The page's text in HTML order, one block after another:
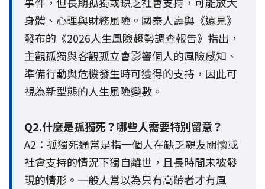
身體、心理與財務風險。國泰人壽與《遠見》
發布的《2026人生風險趨勢調查報告》指出，
主觀孤獨與客觀孤立會影響個人的風險感知、
準備行動與危機發生時可獲得的支持，因此可
視為新型態的人生風險變數。
Q2.什麼是孤獨死？哪些人需要特別留意？
A2：孤獨死通常是指一個人在缺乏親友關懷或
社會支持的情況下獨自離世，且長時間未被發
現的情形。一般人常以為只有高齡者才有風